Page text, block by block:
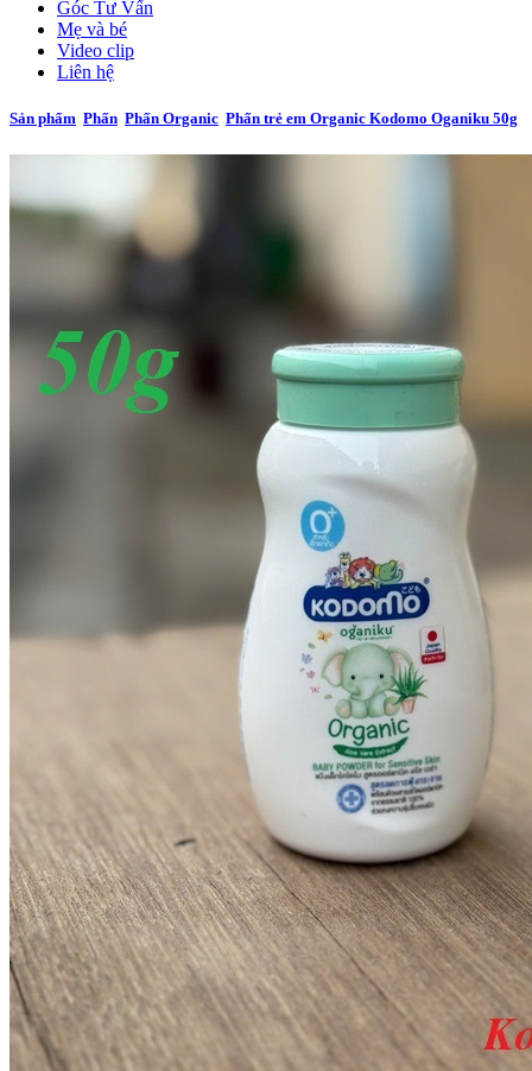
Góc Tư Vấn
Mẹ và bé
Video clip
Liên hệ
Sản phẩm Phấn Phấn Organic Phấn trẻ em Organic Kodomo Oganiku 50g